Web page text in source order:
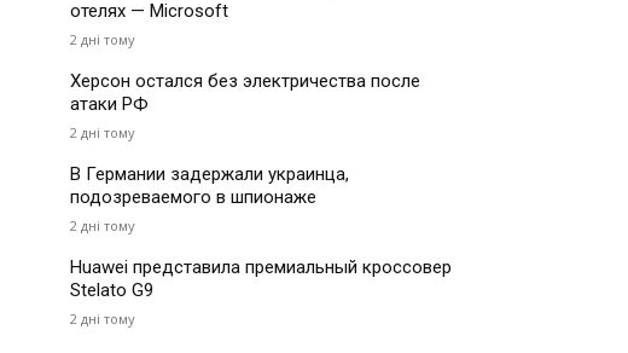
отелях — Microsoft
2 дні тому
Херсон остался без электричества после
атаки РФ
2 дні тому
В Германии задержали украинца,
подозреваемого в шпионаже
2 дні тому
Huawei представила премиальный кроссовер
Stelato G9
2 дні тому